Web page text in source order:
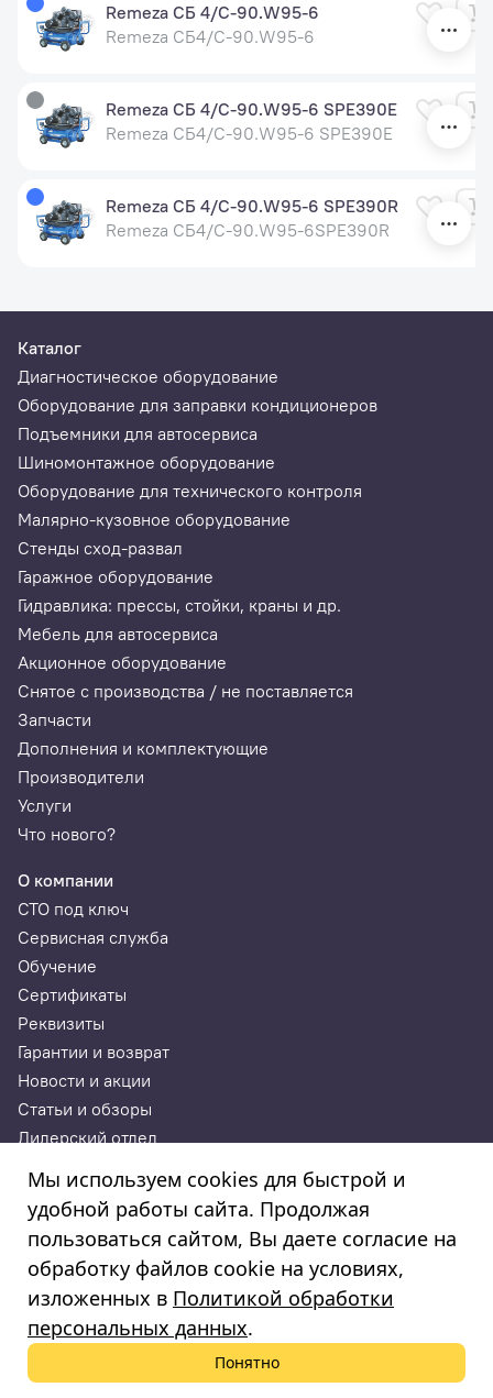
Remeza СБ 4/С-90.W95-6
Remeza СБ4/С-90.W95-6
Remeza СБ 4/С-90.W95-6 SPE390E
Remeza СБ4/С-90.W95-6 SPE390E
Remeza СБ 4/С-90.W95-6 SPE390R
Remeza СБ4/С-90.W95-6SPE390R
Каталог
Диагностическое оборудование
Оборудование для заправки кондиционеров
Подъемники для автосервиса
Шиномонтажное оборудование
Оборудование для технического контроля
Малярно-кузовное оборудование
Стенды сход-развал
Гаражное оборудование
Гидравлика: прессы, стойки, краны и др.
Мебель для автосервиса
Акционное оборудование
Снятое с производства / не поставляется
Запчасти
Дополнения и комплектующие
Производители
Услуги
Что нового?
О компании
СТО под ключ
Сервисная служба
Обучение
Сертификаты
Реквизиты
Гарантии и возврат
Новости и акции
Статьи и обзоры
Дилерский отдел
© 2003—2025
«Автосервисторг»
ИП Годунова Лариса Леонидовна
ИНН 532108772827, ОГРНИП 308532130300022, ОКПО
308532130300022
Политика обработки персональных данных
Мы используем cookies для быстрой и
удобной работы сайта. Продолжая
пользоваться сайтом, Вы даете согласие на
обработку файлов cookie на условиях,
изложенных в Политикой обработки
персональных данных.
Понятно